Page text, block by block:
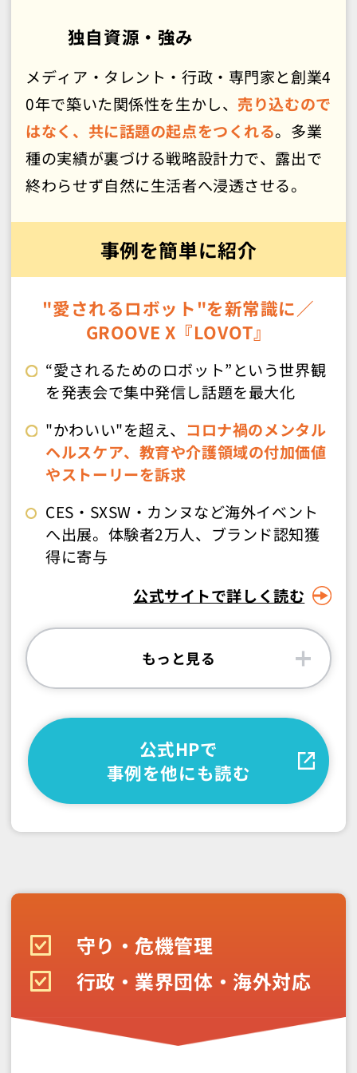
独自資源・強み
メディア・タレント・行政・専門家と創業4
0年で築いた関係性を生かし、 売り込むので
はなく、共に話題の起点をつくれる。多業
種の実績が裏づける戦略設計力で、露出で
終わらせず自然に生活者へ浸透させる。
事例を簡単に紹介
"愛されるロボット"を新常識に／
GROOVE X『LOVOT』
“愛されるためのロボット”という世界観
を発表会で集中発信し話題を最大化
"かわいい"を超え、 コロナ禍のメンタル
ヘルスケア、教育や介護領域の付加価値
やストーリーを訴求
CES・SXSW・カンヌなど海外イベント
へ出展。体験者2万人、ブランド認知獲
得に寄与
公式サイトで詳しく読む
もっと見る
公式HPで
事例を他にも読む
守り・危機管理
行政・業界団体・海外対応